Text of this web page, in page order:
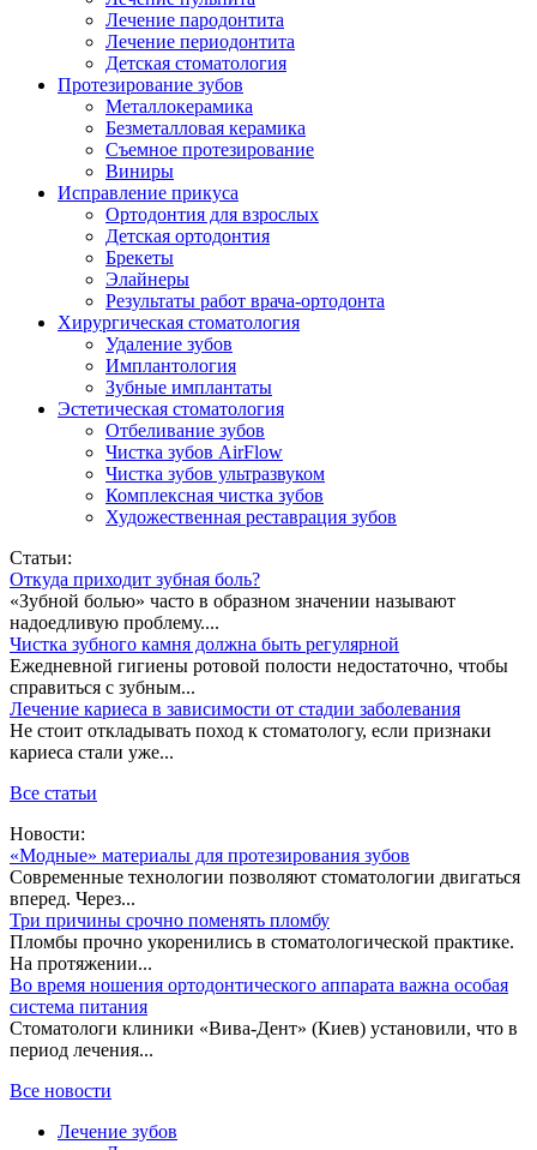
Лечение пародонтита
Лечение периодонтита
Детская стоматология
Протезирование зубов
Металлокерамика
Безметалловая керамика
Съемное протезирование
Виниры
Исправление прикуса
Ортодонтия для взрослых
Детская ортодонтия
Брекеты
Элайнеры
Результаты работ врача-ортодонта
Хирургическая стоматология
Удаление зубов
Имплантология
Зубные имплантаты
Эстетическая стоматология
Отбеливание зубов
Чистка зубов AirFlow
Чистка зубов ультразвуком
Комплексная чистка зубов
Художественная реставрация зубов
Статьи:
Откуда приходит зубная боль?
«Зубной болью» часто в образном значении называют
надоедливую проблему....
Чистка зубного камня должна быть регулярной
Ежедневной гигиены ротовой полости недостаточно, чтобы
справиться с зубным...
Лечение кариеса в зависимости от стадии заболевания
Не стоит откладывать поход к стоматологу, если признаки
кариеса стали уже...
Все статьи
Новости:
«Модные» материалы для протезирования зубов
Современные технологии позволяют стоматологии двигаться
вперед. Через...
Три причины срочно поменять пломбу
Пломбы прочно укоренились в стоматологической практике.
На протяжении...
Во время ношения ортодонтического аппарата важна особая
система питания
Стоматологи клиники «Вива-Дент» (Киев) установили, что в
период лечения...
Все новости
Лечение зубов